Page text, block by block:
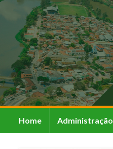
Home Administração